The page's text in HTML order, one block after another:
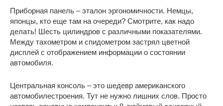
Приборная панель – эталон эргономичности. Немцы,
японцы, кто еще там на очереди? Смотрите, как надо
делать! Шесть цилиндров с различными показателями.
Между тахометром и спидометром застрял цветной
дисплей с отображением информации о состоянии
автомобиля.
Центральная консоль – это шедевр американского
автомобилестроения. Тут не нужно лишних слов. Просто